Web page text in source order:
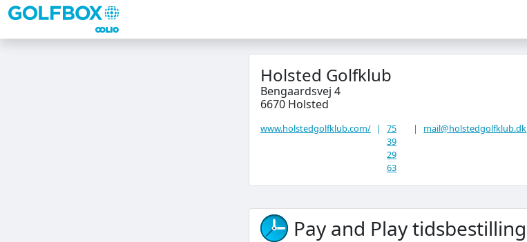
Holsted Golfklub
Bengaardsvej 4
6670 Holsted
www.holstedgolfklub.com/ |
75
39
29
63
| mail@holstedgolfklub.dk
Pay and Play tidsbestilling